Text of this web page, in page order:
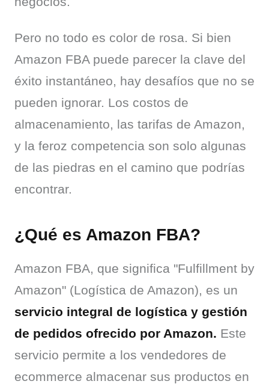
Pero no todo es color de rosa. Si bien
Amazon FBA puede parecer la clave del
éxito instantáneo, hay desafíos que no se
pueden ignorar. Los costos de
almacenamiento, las tarifas de Amazon,
y la feroz competencia son solo algunas
de las piedras en el camino que podrías
encontrar.
¿Qué es Amazon FBA?
Amazon FBA, que significa "Fulfillment by
servicio integral de logística y gestión
de pedidos ofrecido por Amazon. Este
servicio permite a los vendedores de
ecommerce almacenar sus productos en